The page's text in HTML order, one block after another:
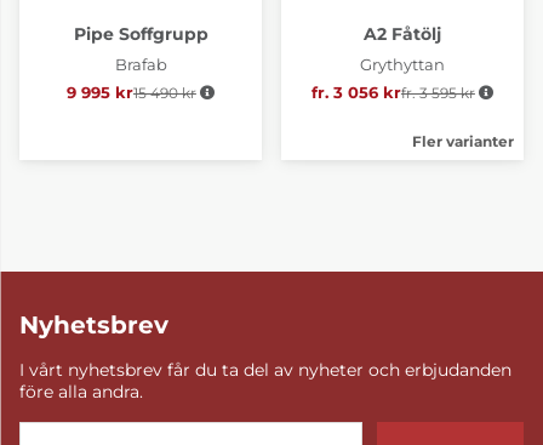
Pipe Soffgrupp
Brafab
9 995 kr Ordinarie pris:
15 490 kr
A2 Fåtölj
Grythyttan
fr. 3 056 krOrdinarie pris:
fr. 3 595 kr
Fler varianter
Nyhetsbrev
I vårt nyhetsbrev får du ta del av nyheter och erbjudanden
före alla andra.